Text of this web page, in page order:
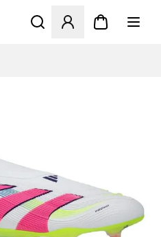
Opent een venster om in